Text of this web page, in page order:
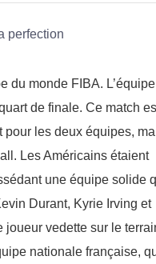
du monde FIBA. L’équipe
de finale. Ce match
les deux équipes,
Les Américains étaient
une équipe solide
Durant, Kyrie Irving et
joueur vedette sur le
nationale française,